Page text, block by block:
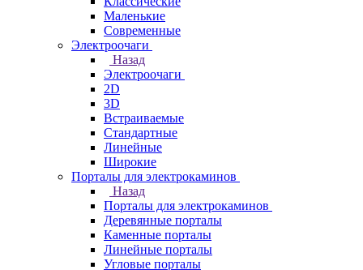
Маленькие
Современные
Электроочаги
Назад
Электроочаги
2D
3D
Встраиваемые
Стандартные
Линейные
Широкие
Порталы для электрокаминов
Назад
Порталы для электрокаминов
Деревянные порталы
Каменные порталы
Линейные порталы
Угловые порталы